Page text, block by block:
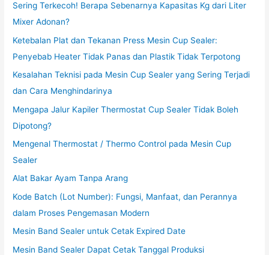
Sering Terkecoh! Berapa Sebenarnya Kapasitas Kg dari Liter
Mixer Adonan?
Ketebalan Plat dan Tekanan Press Mesin Cup Sealer:
Penyebab Heater Tidak Panas dan Plastik Tidak Terpotong
Kesalahan Teknisi pada Mesin Cup Sealer yang Sering Terjadi
dan Cara Menghindarinya
Mengapa Jalur Kapiler Thermostat Cup Sealer Tidak Boleh
Dipotong?
Mengenal Thermostat / Thermo Control pada Mesin Cup
Sealer
Alat Bakar Ayam Tanpa Arang
Kode Batch (Lot Number): Fungsi, Manfaat, dan Perannya
dalam Proses Pengemasan Modern
Mesin Band Sealer untuk Cetak Expired Date
Mesin Band Sealer Dapat Cetak Tanggal Produksi